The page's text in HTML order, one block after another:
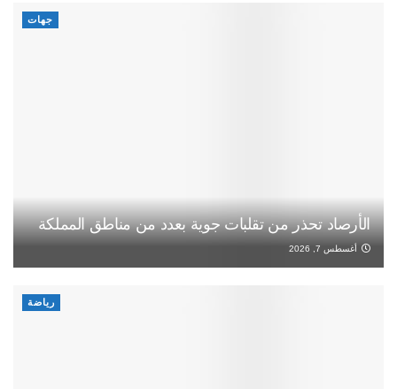
جهات
الأرصاد تحذر من تقلبات جوية بعدد من مناطق المملكة
أغسطس 7, 2026
رياضة